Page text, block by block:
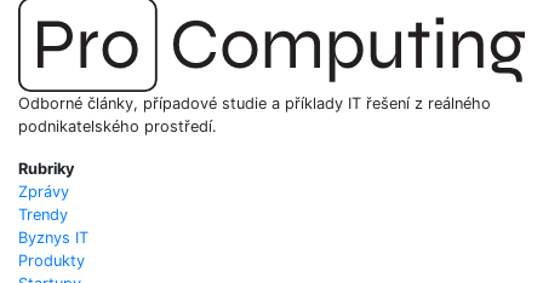
Odborné články, případové studie a příklady IT řešení z reálného
podnikatelského prostředí.
Rubriky
Zprávy
Trendy
Byznys IT
Produkty